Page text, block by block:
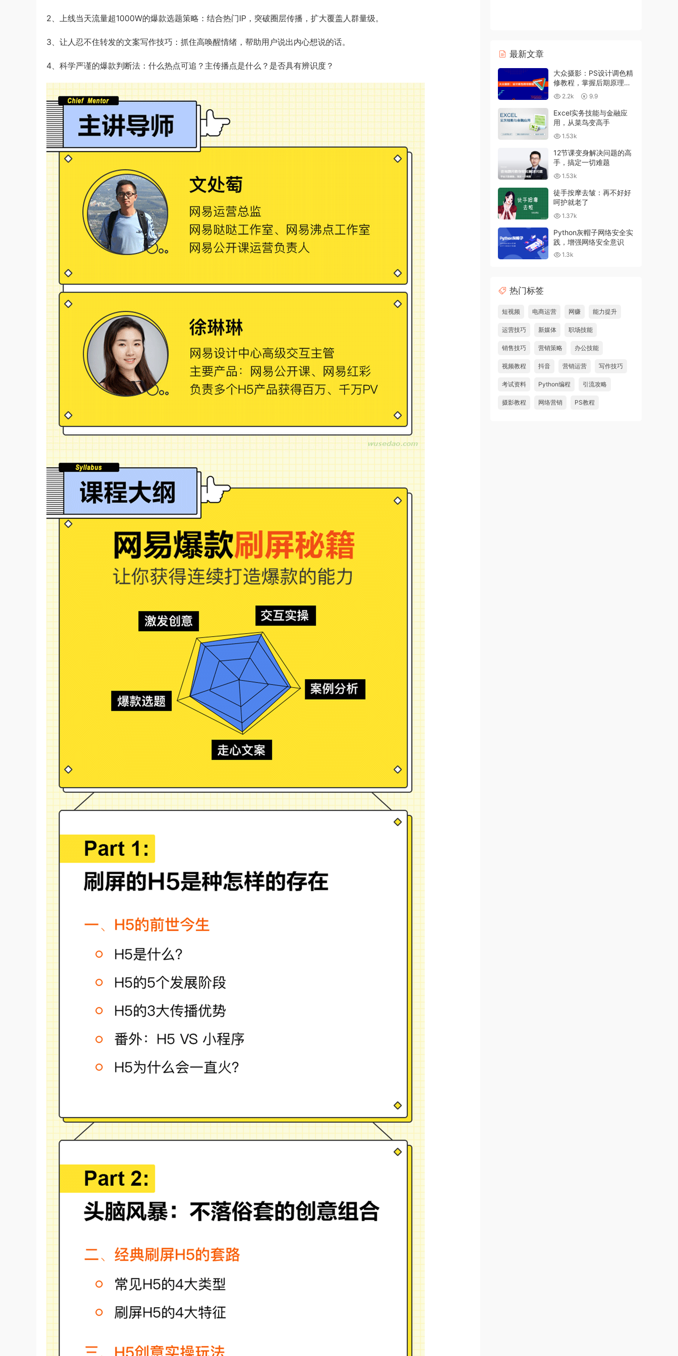
2、上线当天流量超1000W的爆款选题策略：结合热门IP，突破圈层传播，扩大覆盖人群量级。
3、让人忍不住转发的文案写作技巧：抓住高唤醒情绪，帮助用户说出内心想说的话。
4、科学严谨的爆款判断法：什么热点可追？主传播点是什么？是否具有辨识度？
最新文章
大众摄影：PS设计调色精
修教程，掌握后期原理及
技巧2.2k 9.9
Excel实务技能与金融应
用，从菜鸟变高手
1.53k
12节课变身解决问题的高
手，搞定一切难题
1.53k
徒手按摩去皱：再不好好
呵护就老了
1.37k
Python灰帽子网络安全实
践，增强网络安全意识
1.3k
热门标签
短视频 电商运营 网赚 能力提升
运营技巧 新媒体 职场技能
销售技巧 营销策略 办公技能
视频教程 抖音 营销运营 写作技巧
考试资料 Python编程 引流攻略
摄影教程 网络营销 PS教程